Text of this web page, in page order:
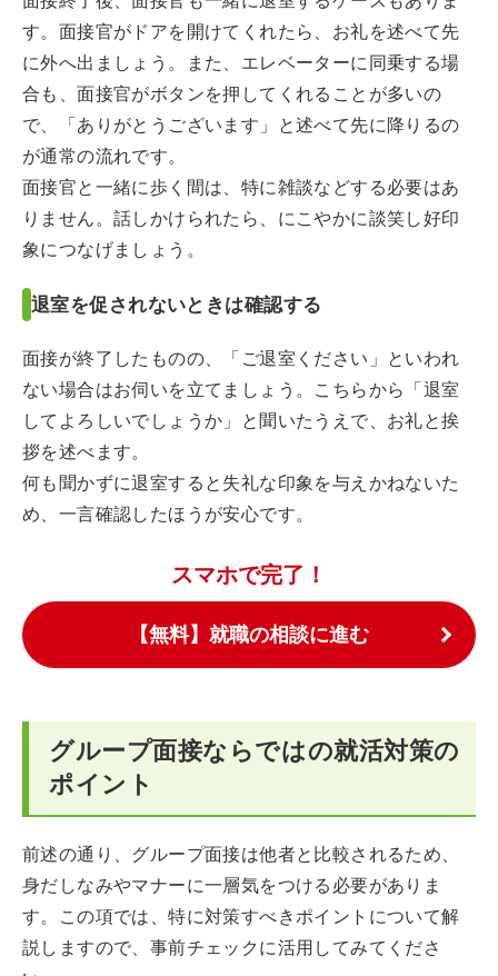
す。面接官がドアを開けてくれたら、お礼を述べて先
に外へ出ましょう。また、エレベーターに同乗する場
合も、面接官がボタンを押してくれることが多いの
で、「ありがとうございます」と述べて先に降りるの
が通常の流れです。
面接官と一緒に歩く間は、特に雑談などする必要はあ
りません。話しかけられたら、にこやかに談笑し好印
象につなげましょう。
退室を促されないときは確認する
面接が終了したものの、「ご退室ください」といわれ
ない場合はお伺いを立てましょう。こちらから「退室
してよろしいでしょうか」と聞いたうえで、お礼と挨
拶を述べます。
何も聞かずに退室すると失礼な印象を与えかねないた
め、一言確認したほうが安心です。
スマホで完了！
【無料】就職の相談に進む
グループ面接ならではの就活対策の
ポイント
前述の通り、グループ面接は他者と比較されるため、
身だしなみやマナーに一層気をつける必要がありま
す。この項では、特に対策すべきポイントについて解
説しますので、事前チェックに活用してみてくださ